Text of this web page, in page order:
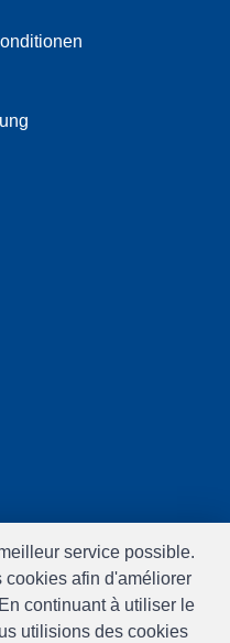
service possible.
cookies afin d'améliorer
continuant à utiliser le
utilisions des cookies